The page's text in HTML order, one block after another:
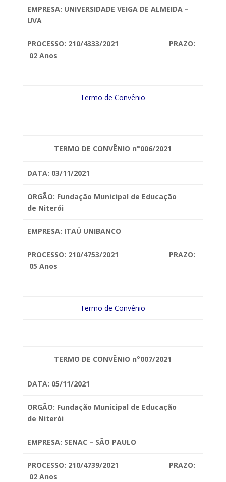
EMPRESA: UNIVERSIDADE VEIGA DE ALMEIDA –
UVA
PROCESSO: 210/4333/2021 PRAZO:
02 Anos
Termo de Convênio
TERMO DE CONVÊNIO n°006/2021
DATA: 03/11/2021
ORGÃO: Fundação Municipal de Educação
de Niterói
EMPRESA: ITAÚ UNIBANCO
PROCESSO: 210/4753/2021 PRAZO:
05 Anos
Termo de Convênio
TERMO DE CONVÊNIO n°007/2021
DATA: 05/11/2021
ORGÃO: Fundação Municipal de Educação
de Niterói
EMPRESA: SENAC – SÃO PAULO
PROCESSO: 210/4739/2021 PRAZO:
02 Anos